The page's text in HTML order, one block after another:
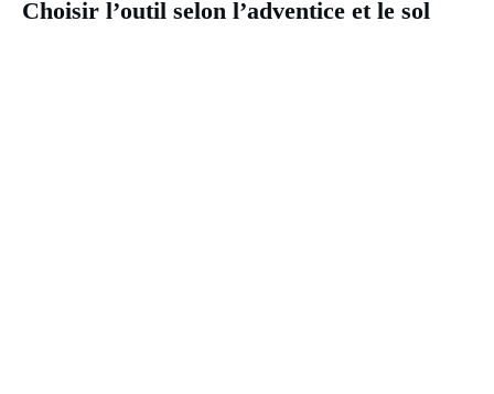
Choisir l’outil selon l’adventice et le sol